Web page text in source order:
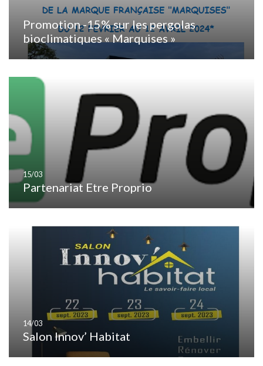
Promotion -15% sur les pergolas
bioclimatiques « Marquises »
Partenariat Etre Proprio
15/03
Salon Innov’ Habitat
14/03